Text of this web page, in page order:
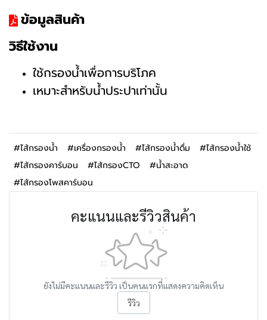
ข้อมูลสินค้า
วิธีใช้งาน
ใช้กรองน้ำเพื่อการบริโภค
เหมาะสำหรับน้ำประปาเท่านั้น
#ไส้กรองน้ำ #เครื่องกรองน้ำ #ไส้กรองน้ำดื่ม
#ไส้กรองน้ำใช้
#ไส้กรองคาร์บอน
#ไส้กรองCTO
#น้ำสะอาด
#ไส้กรองโพสคาร์บอน
คะแนนและรีวิวสินค้า
ยังไม่มีคะแนนและรีวิว เป็นคนแรกที่แสดงความคิดเห็น
รีวิว